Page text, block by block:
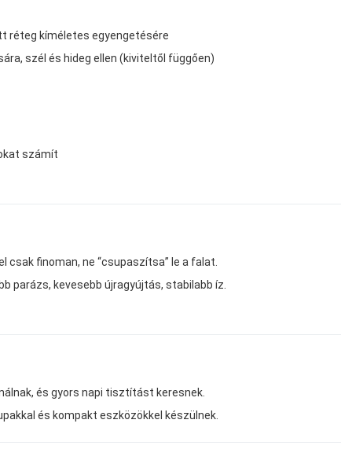
réteg kíméletes egyengetésére
szél és hideg ellen (kiviteltől függően)
számít
csak finoman, ne “csupaszítsa” le a falat.
parázs, kevesebb újragyújtás, stabilabb íz.
és gyors napi tisztítást keresnek.
és kompakt eszközökkel készülnek.